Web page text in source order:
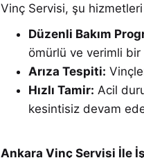
Vinç Servisi, şu
Düzenli Bakım
ömürlü ve verimli bir
Arıza Tespiti:
Hızlı Tamir: Acil
kesintisiz devam
Ankara Vinç Servisi İle